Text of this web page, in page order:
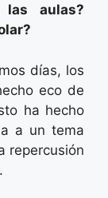
aulas?
días, los
eco de
ha hecho
a un tema
repercusión